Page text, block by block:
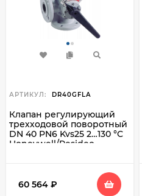
АРТИКУЛ: DR40GFLA
Клапан регулирующий
трехходовой поворотный
DN 40 PN6 Kvs25 2…130 °C
Honeywell/Resideo
60 564 ₽